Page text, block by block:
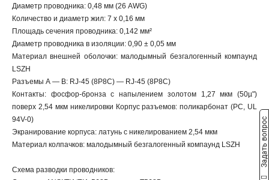
Диаметр проводника: 0,48 мм (26 AWG)
Количество и диаметр жил: 7 х 0,16 мм
Площадь сечения проводника: 0,142 мм²
Диаметр проводника в изоляции: 0,90 ± 0,05 мм
Материал внешней оболочки: малодымный безгалогенный компаунд
LSZH
Разъемы А — В: RJ-45 (8P8C) — RJ-45 (8P8C)
Контакты: фосфор-бронза с напылением золотом 1,27 мкм (50µ")
поверх 2,54 мкм никелировки Корпус разъемов: поликарбонат (PC, UL
94V-0)
Экранирование корпуса: латунь с никелированием 2,54 мкм
Материал колпачков: малодымный безгалогенный компаунд LSZH
Схема разводки проводников:
Задать вопрос